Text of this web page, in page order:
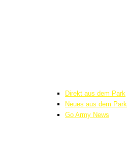
Direkt aus dem Park
Neues aus dem Park
Go Army News